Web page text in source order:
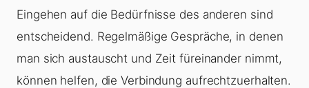
Eingehen auf die Bedürfnisse des anderen sind
entscheidend. Regelmäßige Gespräche, in denen
man sich austauscht und Zeit füreinander nimmt,
können helfen, die Verbindung aufrechtzuerhalten.